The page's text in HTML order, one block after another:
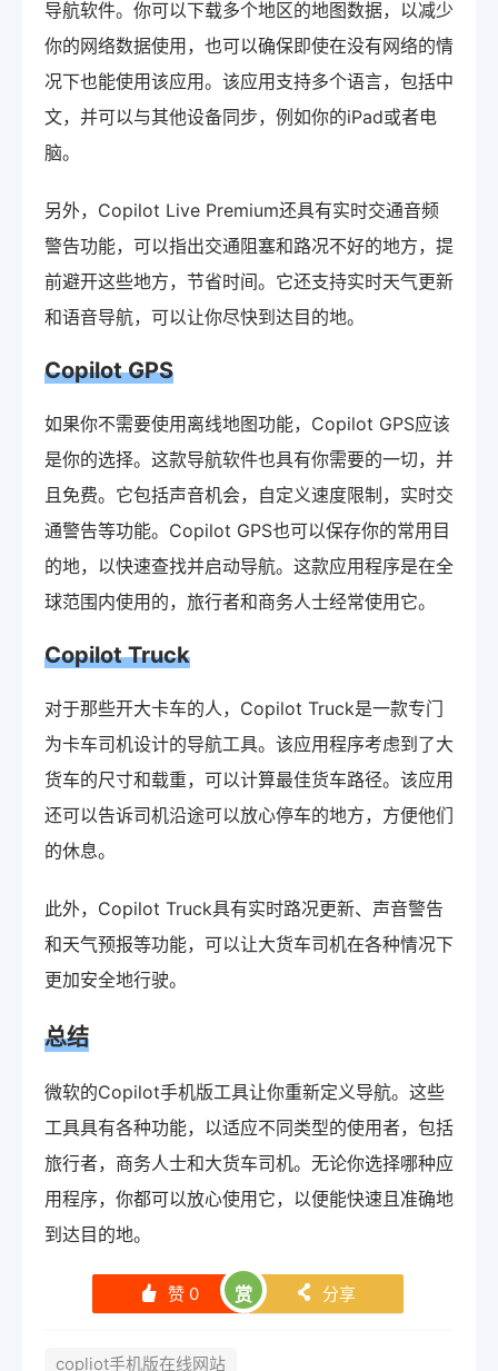
导航软件。你可以下载多个地区的地图数据，以减少
你的网络数据使用，也可以确保即使在没有网络的情
况下也能使用该应用。该应用支持多个语言，包括中
文，并可以与其他设备同步，例如你的iPad或者电
脑。
另外，Copilot Live Premium还具有实时交通音频
警告功能，可以指出交通阻塞和路况不好的地方，提
前避开这些地方，节省时间。它还支持实时天气更新
和语音导航，可以让你尽快到达目的地。
Copilot GPS
如果你不需要使用离线地图功能，Copilot GPS应该
是你的选择。这款导航软件也具有你需要的一切，并
且免费。它包括声音机会，自定义速度限制，实时交
通警告等功能。Copilot GPS也可以保存你的常用目
的地，以快速查找并启动导航。这款应用程序是在全
球范围内使用的，旅行者和商务人士经常使用它。
Copilot Truck
对于那些开大卡车的人，Copilot Truck是一款专门
为卡车司机设计的导航工具。该应用程序考虑到了大
货车的尺寸和载重，可以计算最佳货车路径。该应用
还可以告诉司机沿途可以放心停车的地方，方便他们
的休息。
此外，Copilot Truck具有实时路况更新、声音警告
和天气预报等功能，可以让大货车司机在各种情况下
更加安全地行驶。
总结
微软的Copilot手机版工具让你重新定义导航。这些
工具具有各种功能，以适应不同类型的使用者，包括
旅行者，商务人士和大货车司机。无论你选择哪种应
用程序，你都可以放心使用它，以便能快速且准确地
到达目的地。
󰄼 赞 0 赏 󰄯 分享
copliot手机版在线网站